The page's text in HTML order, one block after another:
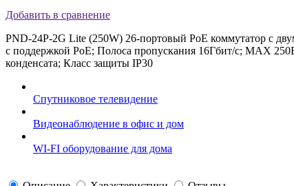
Добавить в сравнение
PND-24P-2G Lite (250W) 26-портовый PoE коммутатор с
с поддержкой PoE; Полоса пропускания 16Гбит/с; MAX
конденсата; Класс защиты IP30
Спутниковое телевидение
Видеонаблюдение в офис и дом
WI-FI оборудование для дома